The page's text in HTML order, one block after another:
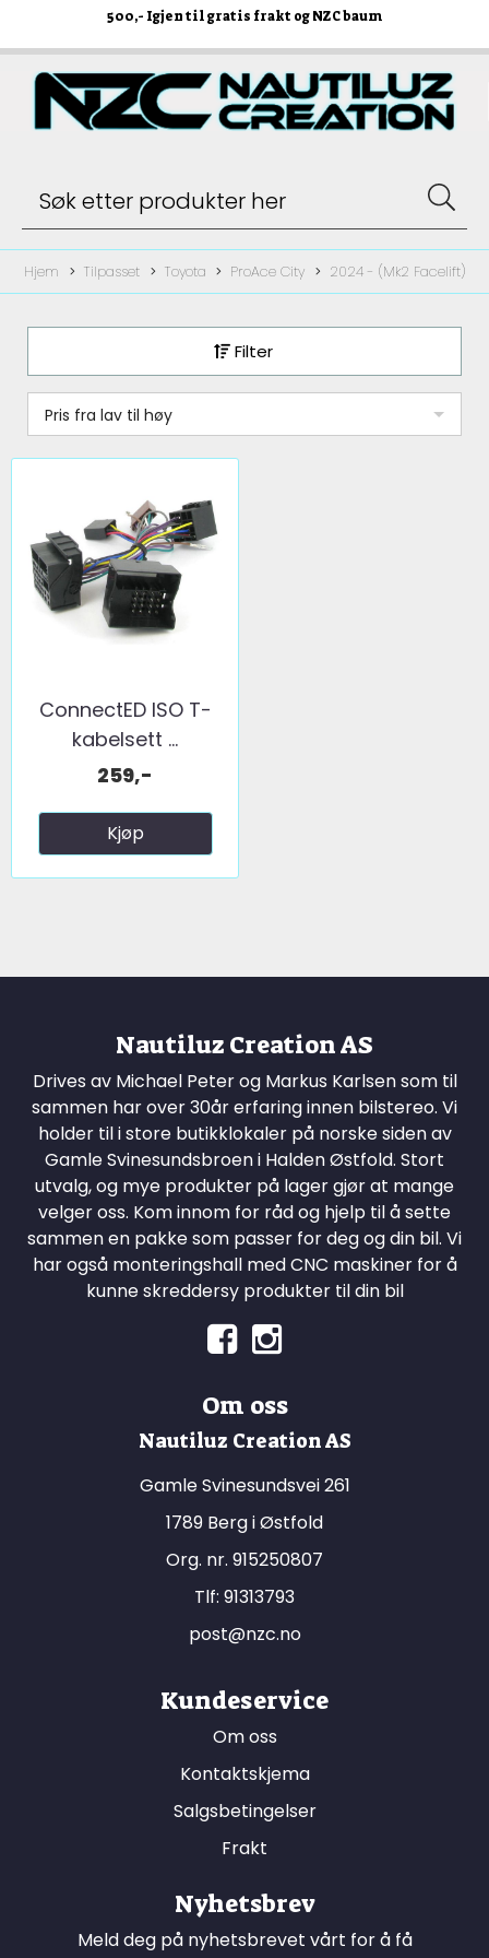
500,- Igjen til gratis frakt og NZC baum
Hjem Tilpasset Toyota ProAce City 2024 - (Mk2 Facelift)
Filter
Pris fra lav til høy
ConnectED ISO T-
kabelsett ...
259,-
Kjøp
Nautiluz Creation AS
Drives av Michael Peter og Markus Karlsen som til
sammen har over 30år erfaring innen bilstereo. Vi
holder til i store butikklokaler på norske siden av
Gamle Svinesundsbroen i Halden Østfold. Stort
utvalg, og mye produkter på lager gjør at mange
velger oss. Kom innom for råd og hjelp til å sette
sammen en pakke som passer for deg og din bil. Vi
har også monteringshall med CNC maskiner for å
kunne skreddersy produkter til din bil
Om oss
Nautiluz Creation AS
Gamle Svinesundsvei 261
1789 Berg i Østfold
Org. nr. 915250807
Tlf: 91313793
post@nzc.no
Kundeservice
Om oss
Kontaktskjema
Salgsbetingelser
Frakt
Nyhetsbrev
Meld deg på nyhetsbrevet vårt for å få